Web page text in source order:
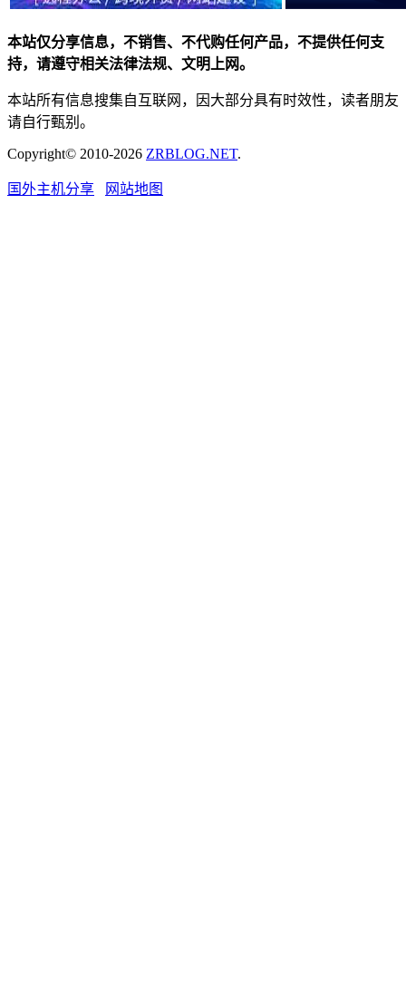
本站仅分享信息，不销售、不代购任何产品，不提供任何支
持，请遵守相关法律法规、文明上网。
本站所有信息搜集自互联网，因大部分具有时效性，读者朋友
请自行甄别。
Copyright© 2010-2026 ZRBLOG.NET.
国外主机分享 网站地图